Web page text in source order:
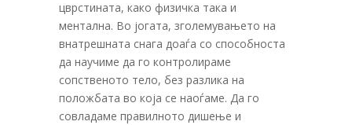
цврстината, како физичка така и
ментална. Во јогата, зголемувањето на
внатрешната снага доаѓа со способноста
да научиме да го контролираме
сопственото тело, без разлика на
положбата во која се наоѓаме. Да го
совладаме правилното дишење и